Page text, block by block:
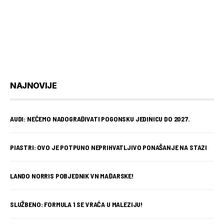
NAJNOVIJE
AUDI: NEĆEMO NADOGRAĐIVATI POGONSKU JEDINICU DO 2027.
PIASTRI: OVO JE POTPUNO NEPRIHVATLJIVO PONAŠANJE NA STAZI
LANDO NORRIS POBJEDNIK VN MAĐARSKE!
SLUŽBENO: FORMULA 1 SE VRAĆA U MALEZIJU!